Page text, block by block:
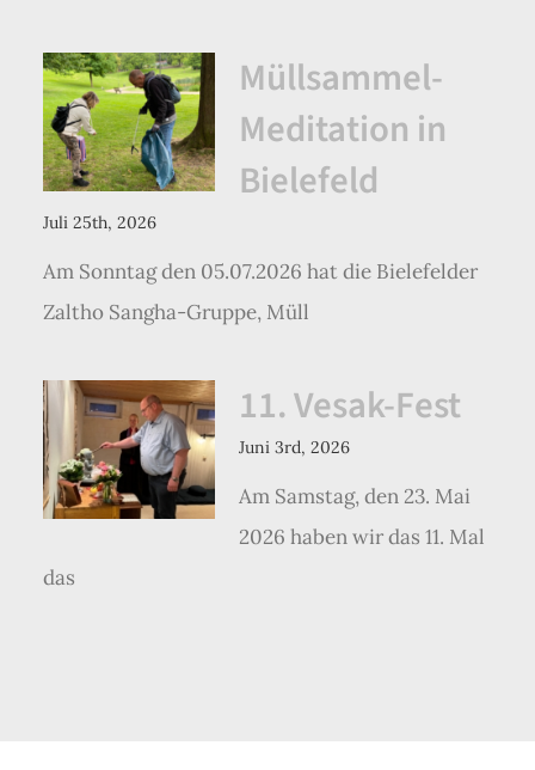
Müllsammel-
Meditation in
Bielefeld
Juli 25th, 2026
Am Sonntag den 05.07.2026 hat die Bielefelder
Zaltho Sangha-Gruppe, Müll
11. Vesak-Fest
Juni 3rd, 2026
Am Samstag, den 23. Mai
2026 haben wir das 11. Mal
das